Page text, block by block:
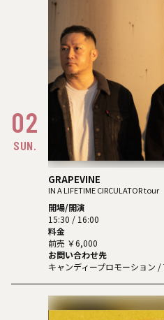
02
SUN.
GRAPEVINE
IN A LIFETIME CIRCULATOR tour
開場/開演
15:30 / 16:00
料金
前売 ￥6,000
お問い合わせ先
キャンディープロモーション /